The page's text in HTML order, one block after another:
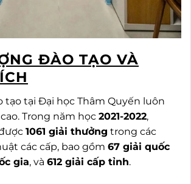
ĐÀO TẠO VÀ
tạo tại Đại học Thâm Quyến luôn
Trong năm học 2021-2022,
1061 giải thưởng trong các
các cấp, bao gồm 67 giải quốc
gia, và 612 giải cấp tỉnh.